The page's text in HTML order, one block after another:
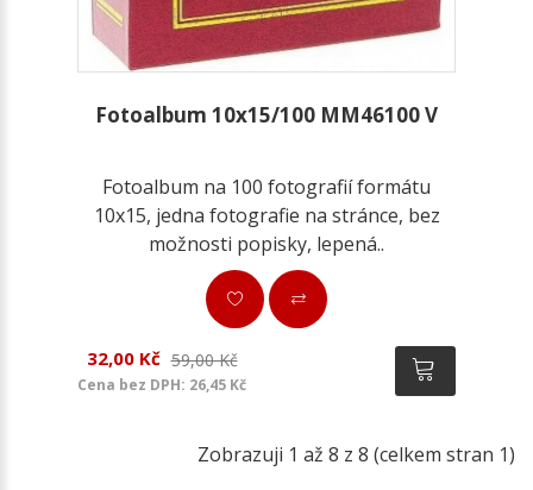
Fotoalbum 10x15/100 MM46100 V
Fotoalbum na 100 fotografií formátu
10x15, jedna fotografie na stránce, bez
možnosti popisky, lepená..
32,00 Kč 59,00 Kč
Cena bez DPH: 26,45 Kč
Zobrazuji 1 až 8 z 8 (celkem stran 1)